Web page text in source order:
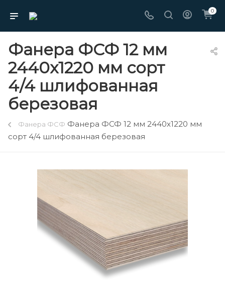
0
Фанера ФСФ 12 мм
2440х1220 мм сорт
4/4 шлифованная
березовая
Фанера ФСФ Фанера ФСФ 12 мм 2440х1220 мм
сорт 4/4 шлифованная березовая